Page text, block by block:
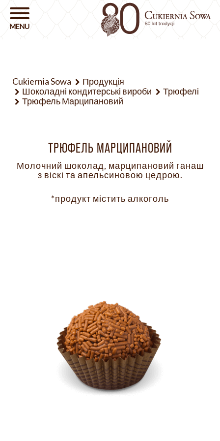
Cukiernia Sowa
Продукція
Шоколадні кондитерські вироби
Трюфелі
Трюфель Марципановий
ТРЮФЕЛЬ МАРЦИПАНОВИЙ
Молочний шоколад, марципановий ганаш
з віскі та апельсиновою цедрою.
*продукт містить алкоголь